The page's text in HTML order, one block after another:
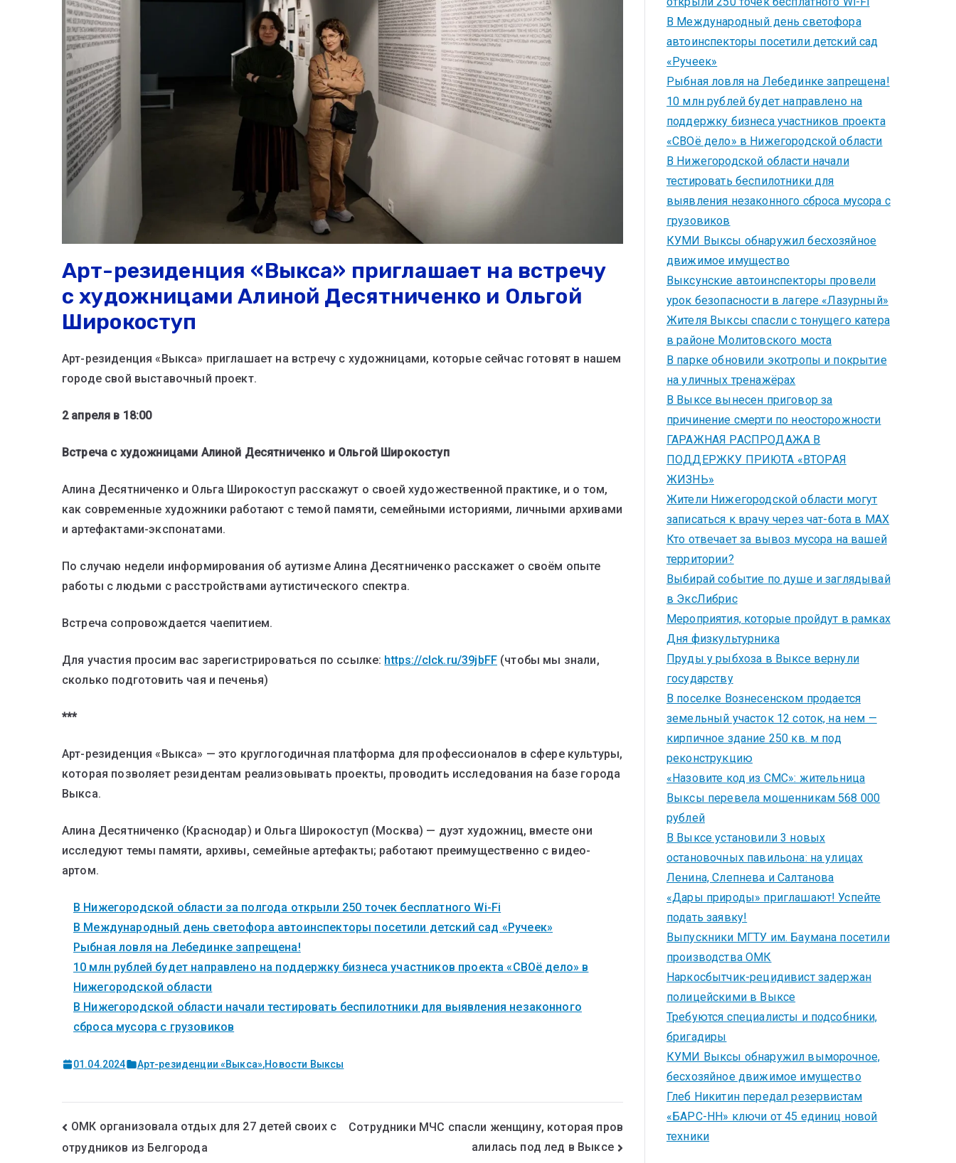
Арт-резиденция «Выкса» приглашает на встречу
с художницами Алиной Десятниченко и Ольгой
Широкоступ
Арт-резиденция «Выкса» приглашает на встречу с художницами, которые сейчас готовят в нашем
городе свой выставочный проект.
2 апреля в 18:00
Встреча с художницами Алиной Десятниченко и Ольгой Широкоступ
Алина Десятниченко и Ольга Широкоступ расскажут о своей художественной практике, и о том,
как современные художники работают с темой памяти, семейными историями, личными архивами
и артефактами-экспонатами.
По случаю недели информирования об аутизме Алина Десятниченко расскажет о своём опыте
работы с людьми с расстройствами аутистического спектра.
Встреча сопровождается чаепитием.
Для участия просим вас зарегистрироваться по ссылке: https://clck.ru/39jbFF (чтобы мы знали,
сколько подготовить чая и печенья)
***
Арт-резиденция «Выкса» — это круглогодичная платформа для профессионалов в сфере культуры,
которая позволяет резидентам реализовывать проекты, проводить исследования на базе города
Выкса.
Алина Десятниченко (Краснодар) и Ольга Широкоступ (Москва) — дуэт художниц, вместе они
исследуют темы памяти, архивы, семейные артефакты; работают преимущественно с видео-
артом.
В Нижегородской области за полгода открыли 250 точек бесплатного Wi-Fi
В Международный день светофора автоинспекторы посетили детский сад «Ручеек»
Рыбная ловля на Лебединке запрещена!
10 млн рублей будет направлено на поддержку бизнеса участников проекта «СВОё дело» в
Нижегородской области
В Нижегородской области начали тестировать беспилотники для выявления незаконного
сброса мусора с грузовиков
01.04.2024 Арт-резиденции «Выкса»,Новости Выксы
ОМК организовала отдых для 27 детей своих с
отрудников из Белгорода
Сотрудники МЧС спасли женщину, которая пров
алилась под лед в Выксе
В Международный день светофора
автоинспекторы посетили детский сад
«Ручеек»
Рыбная ловля на Лебединке запрещена!
10 млн рублей будет направлено на
поддержку бизнеса участников проекта
«СВОё дело» в Нижегородской области
В Нижегородской области начали
тестировать беспилотники для
выявления незаконного сброса мусора с
грузовиков
КУМИ Выксы обнаружил бесхозяйное
движимое имущество
Выксунские автоинспекторы провели
урок безопасности в лагере «Лазурный»
Жителя Выксы спасли с тонущего катера
в районе Молитовского моста
В парке обновили экотропы и покрытие
на уличных тренажёрах
В Выксе вынесен приговор за
причинение смерти по неосторожности
ГАРАЖНАЯ РАСПРОДАЖА В
ПОДДЕРЖКУ ПРИЮТА «ВТОРАЯ
ЖИЗНЬ»
Жители Нижегородской области могут
записаться к врачу через чат-бота в MAX
Кто отвечает за вывоз мусора на вашей
территории?
Выбирай событие по душе и заглядывай
в ЭксЛибрис
Мероприятия, которые пройдут в рамках
Дня физкультурника
Пруды у рыбхоза в Выксе вернули
государству
В поселке Вознесенском продается
земельный участок 12 соток, на нем —
кирпичное здание 250 кв. м под
реконструкцию
«Назовите код из СМС»: жительница
Выксы перевела мошенникам 568 000
рублей
В Выксе установили 3 новых
остановочных павильона: на улицах
Ленина, Слепнева и Салтанова
«Дары природы» приглашают! Успейте
подать заявку!
Выпускники МГТУ им. Баумана посетили
производства ОМК
Наркосбытчик-рецидивист задержан
полицейскими в Выксе
Требуются специалисты и подсобники,
бригадиры
КУМИ Выксы обнаружил выморочное,
бесхозяйное движимое имущество
Глеб Никитин передал резервистам
«БАРС-НН» ключи от 45 единиц новой
техники